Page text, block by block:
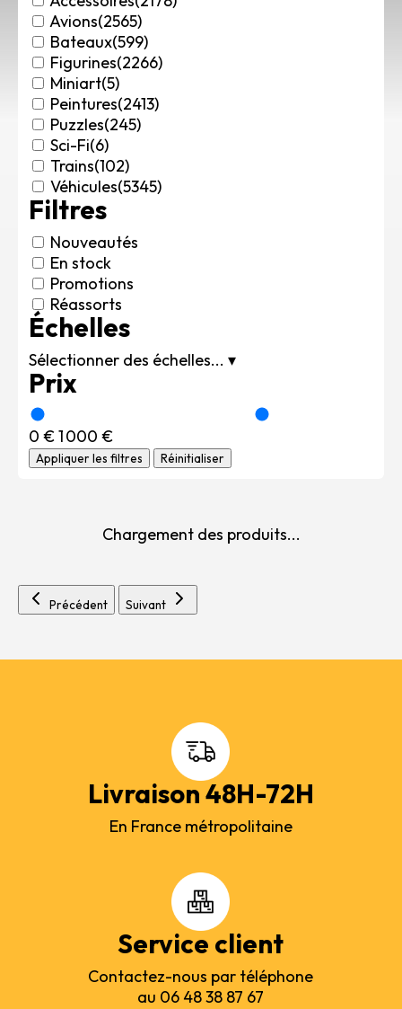
Rechercher des produits...
Mon panier 0
0,00€
Connexion / Inscription
Véhicules
Avions
Bateaux
Trains
Figurines
Accessoires
Puzzles
Carte cadeau
Maquette par marque
Avions(2565)
Bateaux(599)
Figurines(2266)
Miniart(5)
Peintures(2413)
Puzzles(245)
Sci-Fi(6)
Trains(102)
Véhicules(5345)
Filtres
Nouveautés
En stock
Promotions
Réassorts
Échelles
Sélectionner des échelles... ▾
Prix
0 €1 000 €
Appliquer les filtres Réinitialiser
Chargement des produits...
Précédent Suivant
Livraison 48H-72H
En France métropolitaine
Service client
Contactez-nous par téléphone
au 06 48 38 87 67